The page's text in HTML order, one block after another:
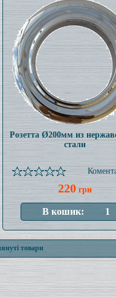
Розетта Ø200мм из
стали
220грн
товари